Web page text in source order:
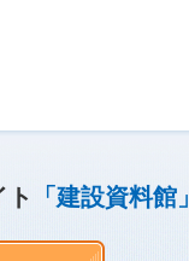
「建設資料館」